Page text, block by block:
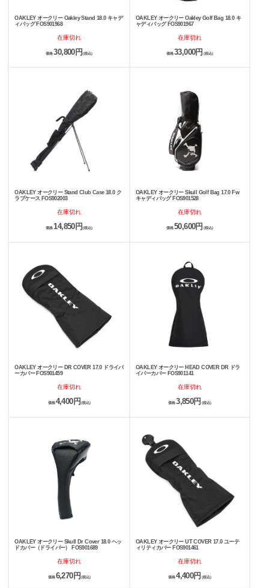
OAKLEY オークリー Oakley Stand 18.0 キャデ
ィバッグ FOS901968
在庫切れ
価格 30,800円(税込)
OAKLEY オークリー Oakley Golf Bag 18.0 キ
ャディバッグ FOS901967
在庫切れ
価格33,000円 (税込)
OAKLEY オークリー Stand Club Case 18.0 ク
ラブケース FOS902003
在庫切れ
価格 14,850円 (税込)
OAKLEY オークリー Skull Golf Bag 17.0 Fw
キャディバッグ FOS901528
在庫切れ
価格50,600円 (税込)
OAKLEY オークリー DR COVER 17.0 ドライバ
ーカバー FOS901459
在庫切れ
価格 4,400円(税込)
OAKLEY オークリー HEAD COVER DR ドラ
イバーカバー FOS901141
在庫切れ
価格3,850円 (税込)
OAKLEY オークリー Skull Dr Cover 18.0 ヘッ
ドカバー（ドライバー） FOS901689
在庫切れ
価格 6,270円 (税込)
OAKLEY オークリー UT COVER 17.0 ユーテ
ィリティカバー FOS901461
在庫切れ
価格4,400円 (税込)